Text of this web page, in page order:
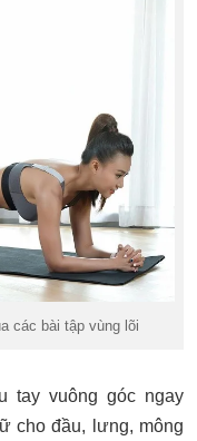
các bài tập vùng lõi
tay vuông góc ngay
cho đầu, lưng, mông